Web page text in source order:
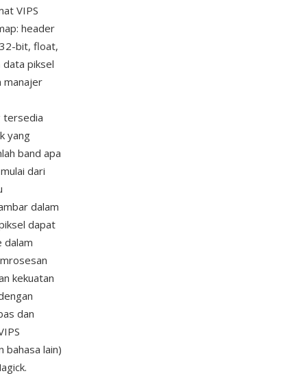
VIPS
header
bit, float,
piksel
manajer
tersedia
yang
band apa
dari
dalam
dapat
dalam
kekuatan
dan
bahasa lain)